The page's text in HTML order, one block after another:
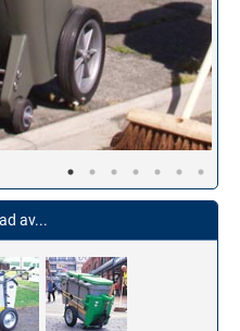
av...